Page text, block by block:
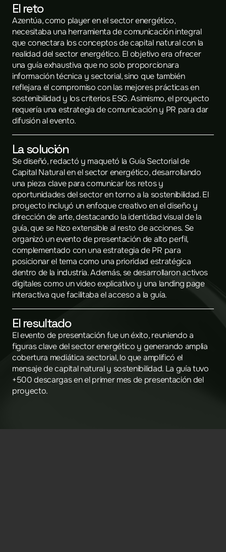
El reto
Azentúa, como player en el sector energético,
necesitaba una herramienta de comunicación integral
que conectara los conceptos de capital natural con la
realidad del sector energético. El objetivo era ofrecer
una guía exhaustiva que no solo proporcionara
información técnica y sectorial, sino que también
reflejara el compromiso con las mejores prácticas en
sostenibilidad y los criterios ESG. Asimismo, el proyecto
requería una estrategia de comunicación y PR para dar
difusión al evento.
La solución
Se diseñó, redactó y maquetó la Guía Sectorial de
Capital Natural en el sector energético, desarrollando
una pieza clave para comunicar los retos y
oportunidades del sector en torno a la sostenibilidad. El
proyecto incluyó un enfoque creativo en el diseño y
dirección de arte, destacando la identidad visual de la
guía, que se hizo extensible al resto de acciones. Se
organizó un evento de presentación de alto perfil,
complementado con una estrategia de PR para
posicionar el tema como una prioridad estratégica
dentro de la industria. Además, se desarrollaron activos
digitales como un video explicativo y una landing page
interactiva que facilitaba el acceso a la guía.
El resultado
El evento de presentación fue un éxito, reuniendo a
figuras clave del sector energético y generando amplia
cobertura mediática sectorial, lo que amplificó el
mensaje de capital natural y sostenibilidad. La guía tuvo
+500 descargas en el primer mes de presentación del
proyecto.